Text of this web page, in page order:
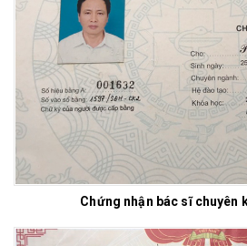
Chứng nhận bác sĩ chuyên